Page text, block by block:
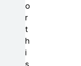
o
r
t
h
i